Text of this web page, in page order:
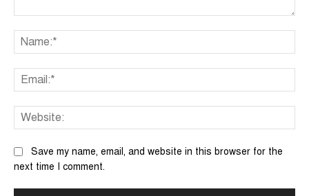
Save my name, email, and website in this browser for the
next time I comment.